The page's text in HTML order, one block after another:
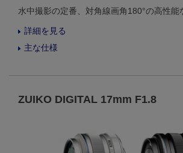
水中撮影の定番、対角線画角180°の高性能
詳細を見る
主な仕様
ZUIKO DIGITAL 17mm F1.8